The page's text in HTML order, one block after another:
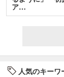
ア…
人気のキーワ